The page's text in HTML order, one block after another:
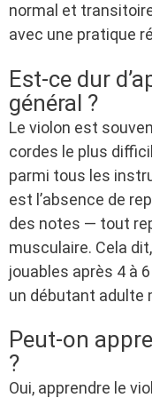
normal et
avec une pratique
Est-ce dur
général ?
Le violon est
cordes le plus
parmi tous les
est l’absence de
des notes — tout
musculaire. Cela
jouables après 4 à
un débutant adulte
Peut-on
?
Oui, apprendre le